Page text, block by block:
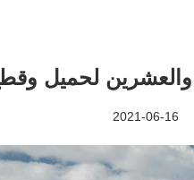
لحميل
2021-06-16